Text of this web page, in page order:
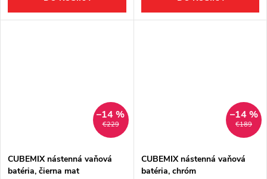
€229
–14 %
CUBEMIX nástenná vaňová
batéria, čierna mat
€189
–14 %
CUBEMIX nástenná vaňová
batéria, chróm